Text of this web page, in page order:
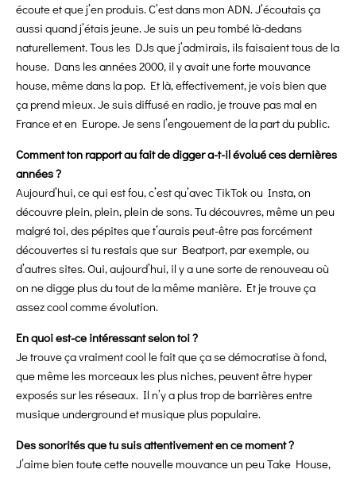
écoute et que j’en produis. C’est dans mon ADN. J’écoutais ça
aussi quand j’étais jeune. Je suis un peu tombé là-dedans
naturellement. Tous les DJs que j’admirais, ils faisaient tous de la
house. Dans les années 2000, il y avait une forte mouvance
house, même dans la pop. Et là, effectivement, je vois bien que
ça prend mieux. Je suis diffusé en radio, je trouve pas mal en
France et en Europe. Je sens l’engouement de la part du public.
Comment ton rapport au fait de digger a-t-il évolué ces dernières
années ?
Aujourd’hui, ce qui est fou, c’est qu’avec TikTok ou Insta, on
découvre plein, plein, plein de sons. Tu découvres, même un peu
malgré toi, des pépites que t’aurais peut-être pas forcément
découvertes si tu restais que sur Beatport, par exemple, ou
d’autres sites. Oui, aujourd’hui, il y a une sorte de renouveau où
on ne digge plus du tout de la même manière. Et je trouve ça
assez cool comme évolution.
En quoi est-ce intéressant selon toi ?
Je trouve ça vraiment cool le fait que ça se démocratise à fond,
que même les morceaux les plus niches, peuvent être hyper
exposés sur les réseaux. Il n’y a plus trop de barrières entre
musique underground et musique plus populaire.
Des sonorités que tu suis attentivement en ce moment ?
J’aime bien toute cette nouvelle mouvance un peu Take House,